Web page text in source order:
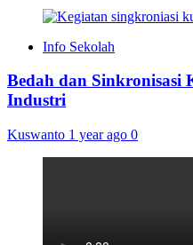
Info Sekolah
Bedah dan Sinkronisasi
Industri
Kuswanto 1 year ago 0